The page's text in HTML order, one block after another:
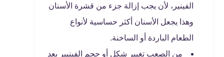
الفينير، لأن يجب إزالة جزء من قشرة الأسنان
وهذا يجعل الأسنان أكثر حساسية لأنواع
الطعام الباردة أو الساخنة.
من الصعب تغيير شكل أو حجم الفينيير بعد